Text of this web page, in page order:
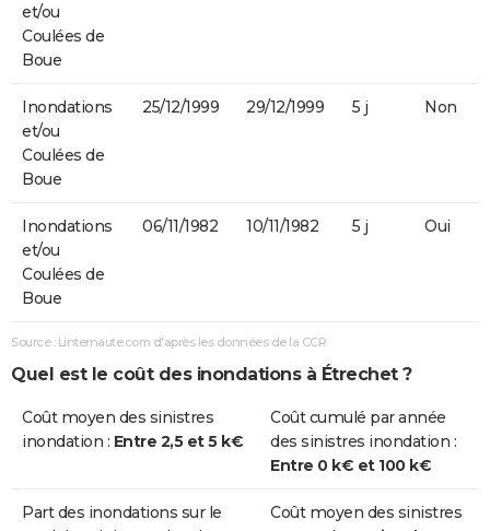
et/ou
Coulées de
Boue
Inondations
et/ou
Coulées de
Boue
25/12/1999 29/12/1999 5 j Non
Inondations
et/ou
Coulées de
Boue
06/11/1982 10/11/1982 5 j Oui
Source : Linternaute.com d'après les données de la CCR
Quel est le coût des inondations à Étrechet ?
Coût moyen des sinistres
inondation : Entre 2,5 et 5 k€
Coût cumulé par année
des sinistres inondation :
Entre 0 k€ et 100 k€
Part des inondations sur le
Coût moyen des sinistres